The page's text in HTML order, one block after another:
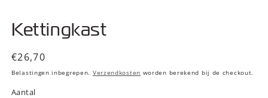
openen
inKettingkast
Normale
prijs
€26,70
Belastingen inbegrepen. Verzendkosten worden berekend bij de checkout.
Aantal